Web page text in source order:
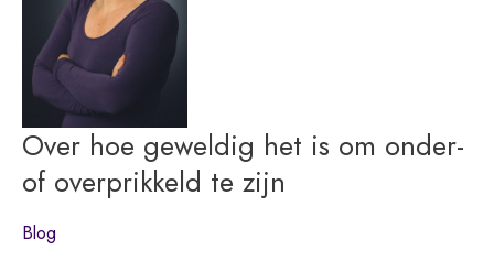
Over hoe geweldig het is om onder-
of overprikkeld te zijn
Blog